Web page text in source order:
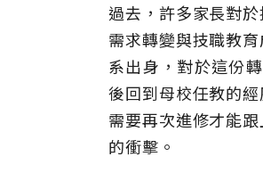
過去，許多家長對
需求轉變與技職教
系出身，對於這份
後回到母校任教的
需要再次進修才能
的衝擊。